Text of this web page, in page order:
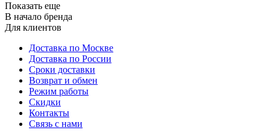
Показать еще
В начало бренда
Для клиентов
Доставка по Москве
Доставка по России
Сроки доставки
Возврат и обмен
Режим работы
Скидки
Контакты
Связь с нами